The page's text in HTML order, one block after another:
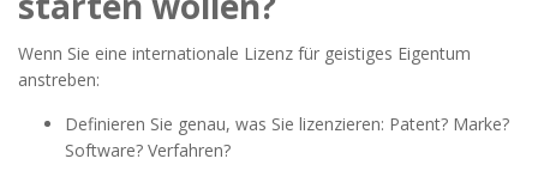
Wenn Sie eine internationale Lizenz für geistiges Eigentum
anstreben:
Definieren Sie genau, was Sie lizenzieren: Patent? Marke?
Software? Verfahren?